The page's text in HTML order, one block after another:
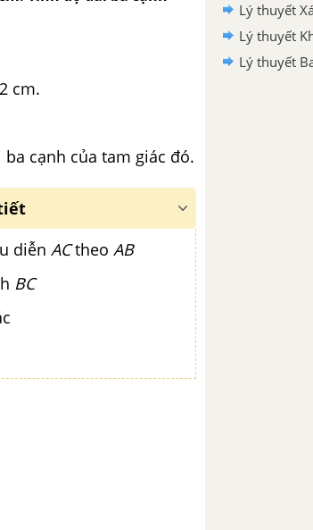
cm.
cạnh của tam giác đó.
diễn ACtheo AB
BC